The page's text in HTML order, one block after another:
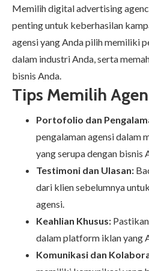
Memilih digital advertising
penting untuk keberhasilan
agensi yang Anda pilih memiliki
dalam industri Anda, serta
bisnis Anda.
Tips Memilih
Portofolio dan
pengalaman agensi dalam
yang serupa dengan bisnis
Testimoni dan Ulasan:
dari klien sebelumnya
agensi.
Keahlian Khusus:
dalam platform iklan yang
Komunikasi dan